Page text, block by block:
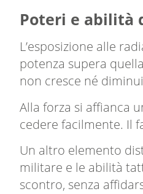
Poteri e abilità
L’esposizione alle
potenza supera
non cresce né
Alla forza si affianca
cedere facilmente. Il
Un altro elemento
militare e le abilità
scontro, senza